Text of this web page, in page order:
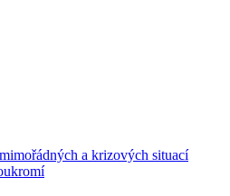
a krizových situací